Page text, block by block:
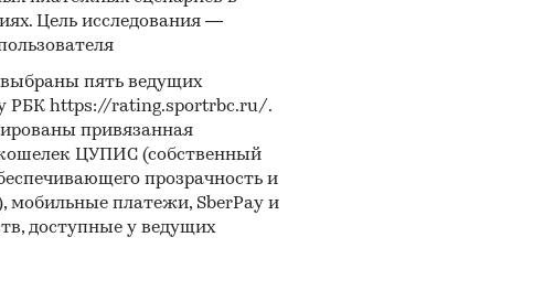
Цель исследования —
выбраны пять ведущих
РБК https://rating.sportrbc.ru/.
привязанная
ЦУПИС (собственный
прозрачность и
мобильные платежи, SberPay и
доступные у ведущих